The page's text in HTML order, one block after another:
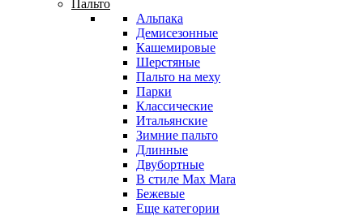
Пальто
Альпака
Демисезонные
Кашемировые
Шерстяные
Пальто на меху
Парки
Классические
Итальянские
Зимние пальто
Длинные
Двубортные
В стиле Max Mara
Бежевые
Еще категории